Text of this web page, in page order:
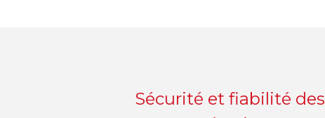
Sécurité et fiabilité des